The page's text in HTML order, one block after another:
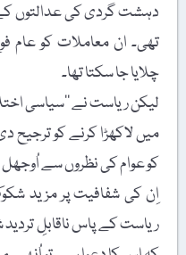
دہشت گردی کی عدالتوں
تھی۔ ان معاملات کو عام
چلایا جا سکتا تھا۔
لیکن ریاست نے ’’سیاسی
میں لاکھڑا کرنے کو
کو عوام کی نظروں سے
اِن کی شفافیت پر مزید
ریاست کے پاس ناقابلِ تردید